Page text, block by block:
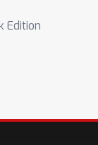
Edition